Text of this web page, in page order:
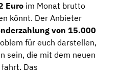
Euro im Monat brutto
könnt. Der Anbieter
von 15.000
für euch darstellen,
sein, die mit dem neuen
Das